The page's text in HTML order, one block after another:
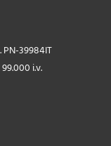
PN-39984IT
i.v.